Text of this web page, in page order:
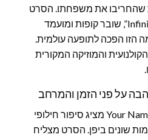
שהחריבו את משפחתו. הסרט
האחרון בסדרה, “Infinity Castle”, שובר קופות ומועמד
הזו הפכה לתופעה עולמית.
והמוזיקה המקורית
הסרט “Your Name” (Kimi no Na wa) מציג סיפור חילופי
שונים ביפן. הסרט מצליח